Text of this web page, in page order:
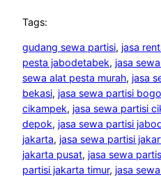
Tags:
gudang sewa partisi, jasa
pesta jabodetabek, jasa
sewa alat pesta murah, jasa
bekasi, jasa sewa partisi
cikampek, jasa sewa partisi
depok, jasa sewa partisi
jakarta, jasa sewa partisi
jakarta pusat, jasa sewa
partisi jakarta timur, jasa